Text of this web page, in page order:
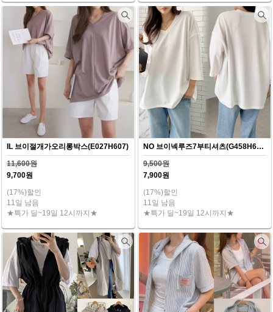
IL 브이절개가오리롱박스(E027H607)
11,600원
9,700원
(17%)할인
11일 남음
★특가 딜~19일 12시까지★
NO 브이넥루즈7부티셔츠(G458H607)
9,500원
7,900원
(17%)할인
11일 남음
★특가 딜~19일 12시까지★